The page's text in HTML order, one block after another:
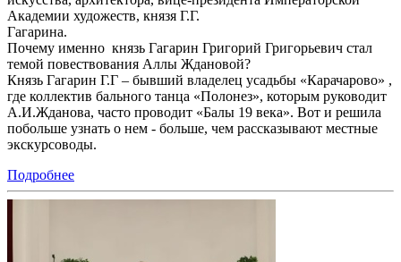
Академии художеств, князя Г.Г.
Гагарина.
Почему именно князь Гагарин Григорий Григорьевич стал
темой повествования Аллы Ждановой?
Князь Гагарин Г.Г – бывший владелец усадьбы «Карачарово» ,
где коллектив бального танца «Полонез», которым руководит
А.И.Жданова, часто проводит «Балы 19 века». Вот и решила
побольше узнать о нем - больше, чем рассказывают местные
экскурсоводы.
Подробнее